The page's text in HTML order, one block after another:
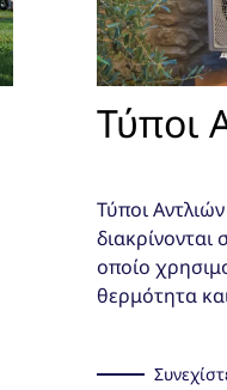
Τύποι
Τύποι
οποίο
θερμότητα